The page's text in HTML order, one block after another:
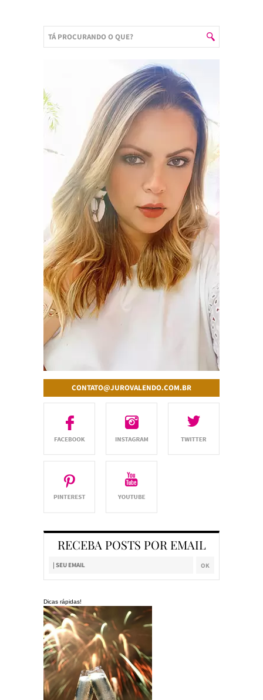
CONTATO@JUROVALENDO.COM.BR
RECEBA POSTS POR EMAIL
Dicas rápidas!